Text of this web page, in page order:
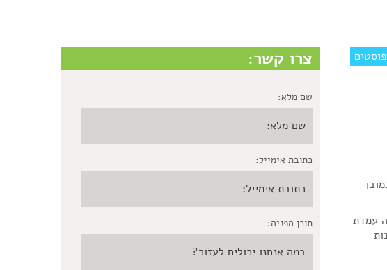
עמדת
צרו קשר:
שם מלא:
כתובת אימייל:
תוכן הפניה: